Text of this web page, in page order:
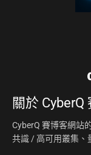
關於 CyberQ
CyberQ 賽博客網站
共識 / 高可用叢集、